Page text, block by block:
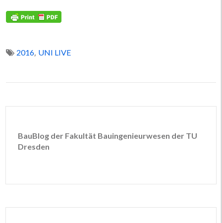
2016, UNI LIVE
BauBlog der Fakultät Bauingenieurwesen der TU
Dresden